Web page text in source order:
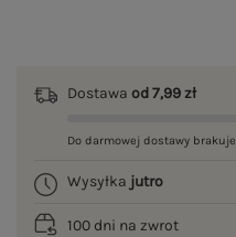
Dostawa od 7,99 zł
Do darmowej dostawy brakuje
Wysyłka jutro
100 dni na zwrot